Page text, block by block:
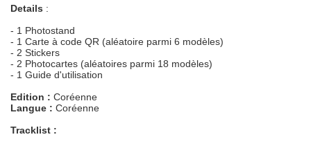
Details :
- 1 Photostand
- 1 Carte à code QR (aléatoire parmi 6 modèles)
- 2 Stickers
- 2 Photocartes (aléatoires parmi 18 modèles)
- 1 Guide d'utilisation
Edition : Coréenne
Langue : Coréenne
Tracklist :